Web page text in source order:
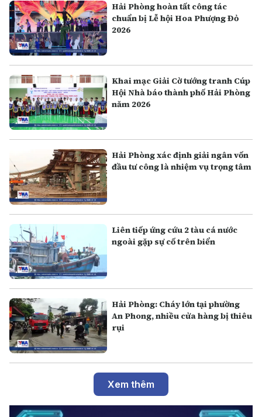
Hải Phòng hoàn tất công tác
chuẩn bị Lễ hội Hoa Phượng Đỏ
2026
Khai mạc Giải Cờ tướng tranh Cúp
Hội Nhà báo thành phố Hải Phòng
năm 2026
Hải Phòng xác định giải ngân vốn
đầu tư công là nhiệm vụ trọng tâm
Liên tiếp ứng cứu 2 tàu cá nước
ngoài gặp sự cố trên biển
Hải Phòng: Cháy lớn tại phường
An Phong, nhiều cửa hàng bị thiêu
rụi
Xem thêm